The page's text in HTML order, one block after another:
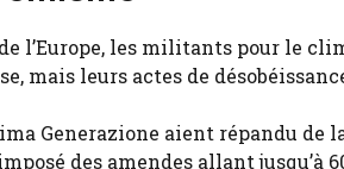
l’Europe, les militants pour le
mais leurs actes de
Generazione aient répandu de
des amendes allant jusqu’à